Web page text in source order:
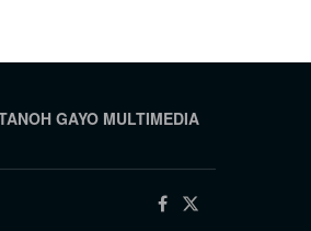
GAYO MULTIMEDIA